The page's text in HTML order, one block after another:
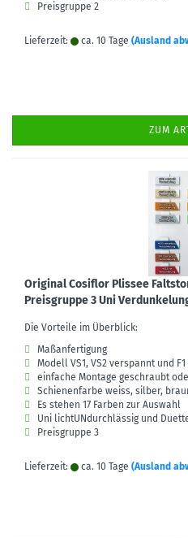
Preisgruppe 2
Lieferzeit: ca. 10 Tage (Ausland
ZUM
Original Cosiflor Plissee
Preisgruppe 3 Uni
Die Vorteile im Überblick:
Maßanfertigung
Modell VS1, VS2 verspannt und
einfache Montage geschraubt
Schienenfarbe weiss, silber,
Es stehen 17 Farben zur Auswahl
Uni lichtUNdurchlässig und
Preisgruppe 3
Lieferzeit: ca. 10 Tage (Ausland